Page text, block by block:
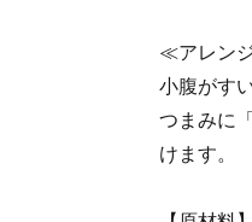
≪アレン
小腹がす
つまみに
けます。